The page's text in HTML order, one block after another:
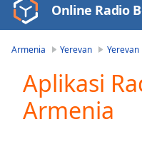
Video
Player
Play
Video
Online Radio
Armenia Yerevan Yerevan
Aplikasi
Armenia